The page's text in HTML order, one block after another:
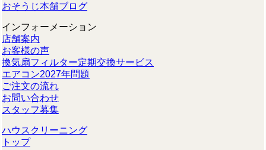
おそうじ本舗ブログ
インフォーメーション
店舗案内
お客様の声
換気扇フィルター定期交換サービス
エアコン2027年問題
ご注文の流れ
お問い合わせ
スタッフ募集
ハウスクリーニング
トップ